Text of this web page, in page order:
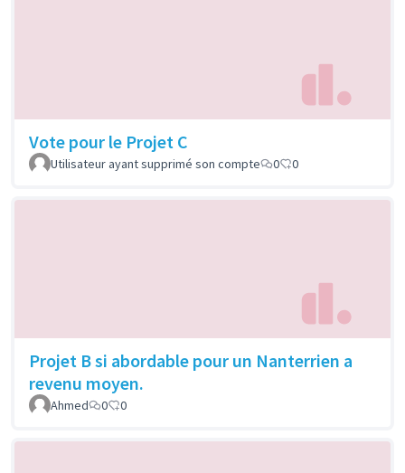
Vote pour le Projet C
Utilisateur ayant supprimé son compte 0 0
Projet B si abordable pour un Nanterrien a
revenu moyen.
Ahmed 0 0